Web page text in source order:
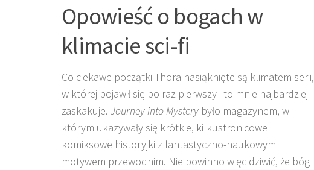
Opowieść o bogach w
klimacie sci-fi
Co ciekawe początki Thora nasiąknięte są klimatem serii,
w której pojawił się po raz pierwszy i to mnie najbardziej
zaskakuje. Journey into Mystery było magazynem, w
którym ukazywały się krótkie, kilkustronicowe
komiksowe historyjki z fantastyczno-naukowym
motywem przewodnim. Nie powinno więc dziwić, że bóg